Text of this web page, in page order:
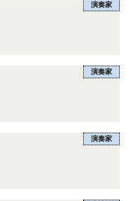
演奏家
演奏家
演奏家